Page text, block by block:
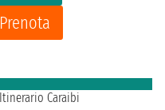
Prenota